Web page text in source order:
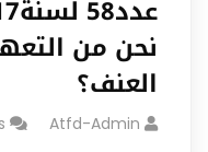
نحن من
العنف؟
Atfd-Admin